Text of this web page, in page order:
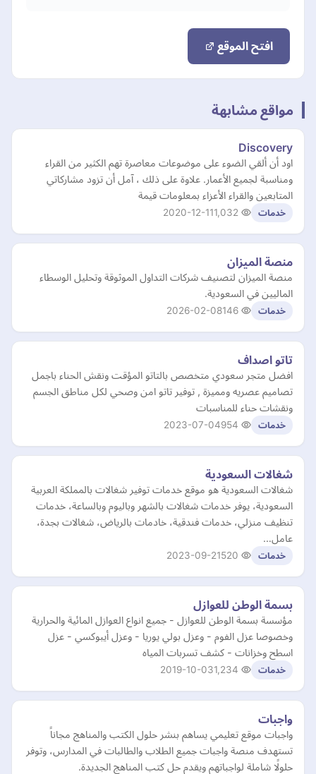
افتح الموقع
مواقع مشابهة
Discovery
اود أن ألقي الضوء على موضوعات معاصرة تهم الكثير من القراء
ومناسبة لجميع الأعمار. علاوة على ذلك ، آمل أن تزود مشاركاتي
المتابعين والقراء الأعزاء بمعلومات قيمة
خدمات 2020-12-11
منصة الميزان
منصة الميزان لتصنيف شركات التداول الموثوقة وتحليل الوسطاء
الماليين في السعودية.
خدمات 2026-02-08
تاتو اصداف
افضل متجر سعودي متخصص بالتاتو المؤقت ونقش الحناء باجمل
تصاميم عصريه ومميزة , توفير تاتو امن وصحي لكل مناطق الجسم
ونقشات حناء للمناسبات
خدمات 2023-07-04
شغالات السعودية
شغالات السعودية هو موقع خدمات توفير شغالات بالمملكة العربية
السعودية، يوفر خدمات شغالات بالشهر وباليوم وبالساعة، خدمات
تنظيف منزلي، خدمات فندقية، خادمات بالرياض، شغالات بجدة،
عامل…
خدمات 2023-09-21
بسمة الوطن للعوازل
مؤسسة بسمة الوطن للعوازل - جميع انواع العوازل المائية والحرارية
وخصوصا عزل الفوم - وعزل بولي يوريا - وعزل أيبوكسي - عزل
اسطح وخزانات - كشف تسربات المياه
خدمات 2019-10-03
واجبات
واجبات موقع تعليمي يساهم بنشر حلول الكتب والمناهج مجاناً
تستهدف منصة واجبات جميع الطلاب والطالبات في المدارس، وتوفر
حلولًا شاملة لواجباتهم ويقدم حل كتب المناهج الجديدة.